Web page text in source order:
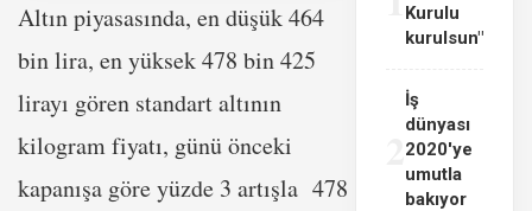
Altın piyasasında, en düşük 464
bin lira, en yüksek 478 bin 425
lirayı gören standart altının
kilogram fiyatı, günü önceki
kapanışa göre yüzde 3 artışla 478
Kurulu
kurulsun"
İş
dünyası
2020'ye
umutla
bakıyor